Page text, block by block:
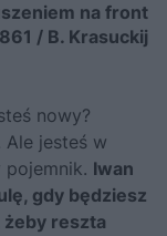
na front
/ B. Krasuckij
nowy?
jesteś w
pojemnik. Iwan
gdy będziesz
żeby reszta